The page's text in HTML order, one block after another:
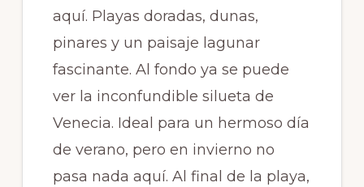
aquí. Playas doradas, dunas,
pinares y un paisaje lagunar
fascinante. Al fondo ya se puede
ver la inconfundible silueta de
Venecia. Ideal para un hermoso día
de verano, pero en invierno no
pasa nada aquí. Al final de la playa,